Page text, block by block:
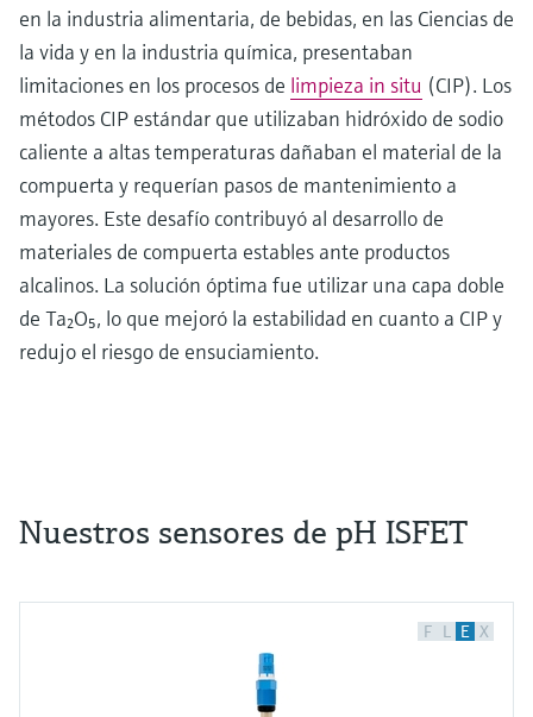
en la industria alimentaria, de bebidas, en las Ciencias de
la vida y en la industria química, presentaban
limitaciones en los procesos de limpieza in situ (CIP). Los
métodos CIP estándar que utilizaban hidróxido de sodio
caliente a altas temperaturas dañaban el material de la
compuerta y requerían pasos de mantenimiento a
mayores. Este desafío contribuyó al desarrollo de
materiales de compuerta estables ante productos
alcalinos. La solución óptima fue utilizar una capa doble
de Ta₂O₅, lo que mejoró la estabilidad en cuanto a CIP y
redujo el riesgo de ensuciamiento.
Nuestros sensores de pH ISFET
F L E X